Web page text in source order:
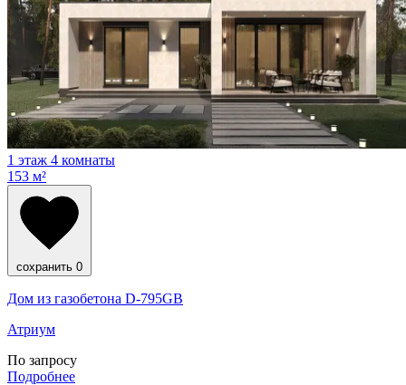
1 этаж 4 комнаты
153 м²
сохранить 0
Дом из газобетона D-795GB
Атриум
По запросу
Подробнее